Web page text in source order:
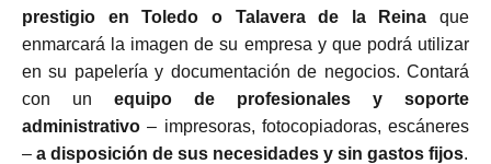
prestigio en Toledo o Talavera de la Reina que
enmarcará la imagen de su empresa y que podrá utilizar
en su papelería y documentación de negocios. Contará
con un equipo de profesionales y soporte
administrativo – impresoras, fotocopiadoras, escáneres
– a disposición de sus necesidades y sin gastos fijos.